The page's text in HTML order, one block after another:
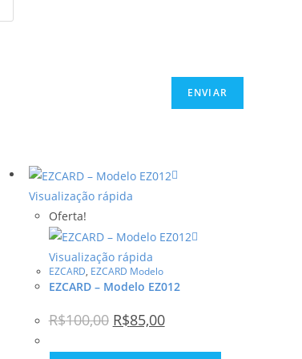
Visualização rápida
Oferta!
Visualização rápida
EZCARD, EZCARD Modelo
EZCARD – Modelo EZ012
R$100,00 R$85,00